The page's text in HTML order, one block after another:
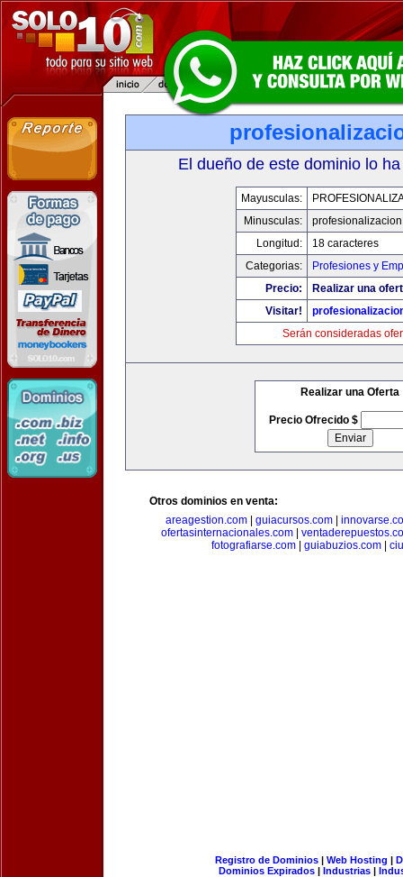
El dueño de este dominio lo
Mayusculas:
Minusculas:
Longitud:
18 caracteres
Categorias:
Profesiones y
Precio:
Realizar una
Visitar!
Serán consideradas
Realizar una Oferta
Precio Ofrecido $
Otros dominios en venta:
areagestion.com| guiacursos.com|
ofertasinternacionales.com|
fotografiarse.com| guiabuzios.com|
Registro de Dominios| Web Hosting |
Dominios Expirados | Industrias |